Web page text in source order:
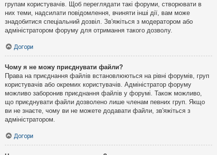
групам користувачів. Щоб переглядати такі форуми, створювати в
них теми, надсилати повідомлення, вчиняти інші дії, вам може
знадобитися спеціальний дозвіл. Зв'яжіться з модератором або
адміністратором форуму для отримання такого дозволу.
Догори
Чому я не можу приєднувати файли?
Права на приєднання файлів встановлюються на рівні форумів, груп
користувачів або окремих користувачів. Адміністратор форуму
можливо заборонив приєднання файлів у форумі. Також можливо,
що приєднувати файли дозволено лише членам певних груп. Якщо
ви не знаєте, чому ви не можете додавати файли, зв'яжіться з
адміністратором.
Догори